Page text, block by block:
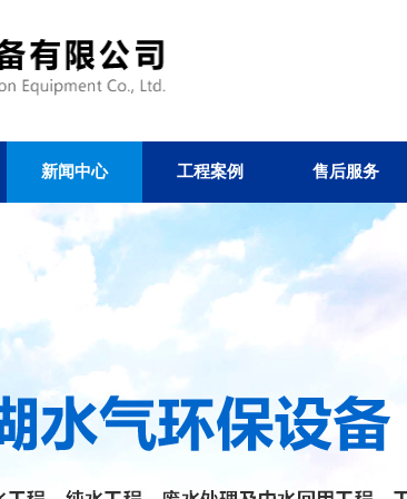
新闻中心 工程案例 售后服务